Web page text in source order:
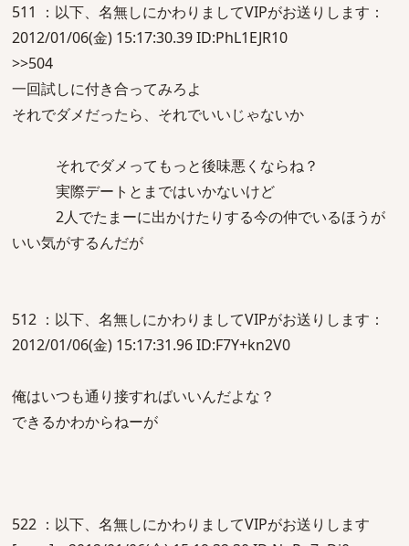
511 ：以下、名無しにかわりましてVIPがお送りします：
2012/01/06(金) 15:17:30.39 ID:PhL1EJR10
>>504
一回試しに付き合ってみろよ
それでダメだったら、それでいいじゃないか
それでダメってもっと後味悪くならね？
実際デートとまではいかないけど
2人でたまーに出かけたりする今の仲でいるほうが
いい気がするんだが
512 ：以下、名無しにかわりましてVIPがお送りします：
2012/01/06(金) 15:17:31.96 ID:F7Y+kn2V0
俺はいつも通り接すればいいんだよな？
できるかわからねーが
522 ：以下、名無しにかわりましてVIPがお送りします